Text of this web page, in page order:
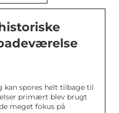
kan spores helt tilbage til
primært blev brugt
meget fokus på